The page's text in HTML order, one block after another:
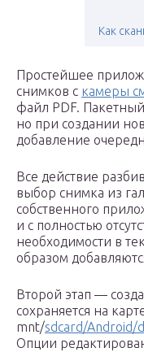
Как
Простейшее
снимков с камеры
файл PDF. Пакетный
но при создании
добавление
Все действие
выбор снимка из
собственного
и с полностью
необходимости в
образом
Второй этап —
сохраняется на
mnt/sdcard/Android/
Опции